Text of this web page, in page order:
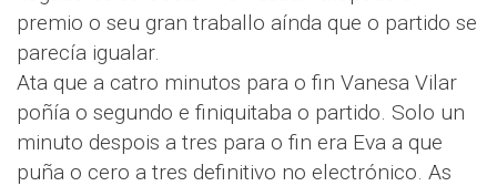
premio o seu gran traballo aínda que o partido se
parecía igualar.
Ata que a catro minutos para o fin Vanesa Vilar
poñía o segundo e finiquitaba o partido. Solo un
minuto despois a tres para o fin era Eva a que
puña o cero a tres definitivo no electrónico. As